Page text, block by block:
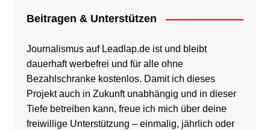
Beitragen & Unterstützen
Journalismus auf Leadlap.de ist und bleibt
dauerhaft werbefrei und für alle ohne
Bezahlschranke kostenlos. Damit ich dieses
Projekt auch in Zukunft unabhängig und in dieser
Tiefe betreiben kann, freue ich mich über deine
freiwillige Unterstützung – einmalig, jährlich oder